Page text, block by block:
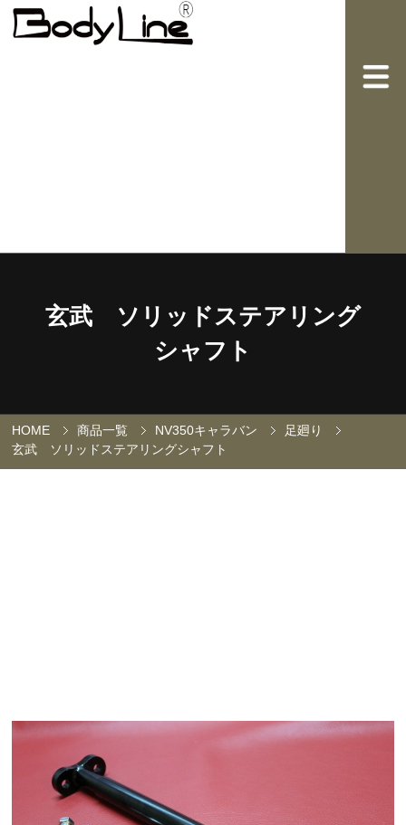
玄武 ソリッドステアリング
シャフト
HOME 商品一覧 NV350キャラバン
足廻り
玄武 ソリッドステアリングシャフト